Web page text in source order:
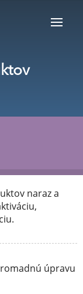
naraz a
úpravu